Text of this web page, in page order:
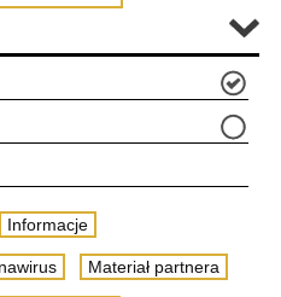
Informacje
Materiał partnera